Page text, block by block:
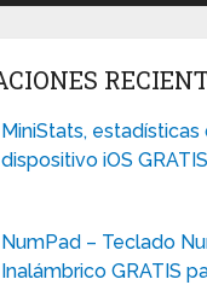
MiniStats, estadísticas
dispositivo iOS
NumPad – Teclado
Inalámbrico GRATIS